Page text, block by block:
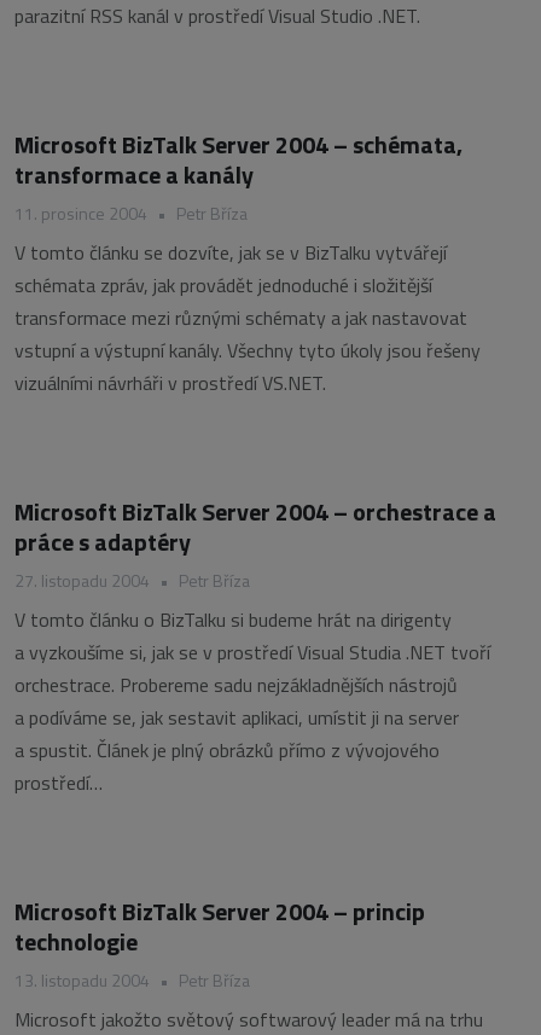
parazitní RSS kanál v prostředí Visual Studio .NET.
Microsoft BizTalk Server 2004 – schémata,
transformace a kanály
11. prosince 2004 • Petr Bříza
V tomto článku se dozvíte, jak se v BizTalku vytvářejí
schémata zpráv, jak provádět jednoduché i složitější
transformace mezi různými schématy a jak nastavovat
vstupní a výstupní kanály. Všechny tyto úkoly jsou řešeny
vizuálními návrháři v prostředí VS.NET.
Microsoft BizTalk Server 2004 – orchestrace a
práce s adaptéry
27. listopadu 2004 • Petr Bříza
V tomto článku o BizTalku si budeme hrát na dirigenty
a vyzkoušíme si, jak se v prostředí Visual Studia .NET tvoří
orchestrace. Probereme sadu nejzákladnějších nástrojů
a podíváme se, jak sestavit aplikaci, umístit ji na server
a spustit. Článek je plný obrázků přímo z vývojového
prostředí…
Microsoft BizTalk Server 2004 – princip
technologie
13. listopadu 2004 • Petr Bříza
Microsoft jakožto světový softwarový leader má na trhu